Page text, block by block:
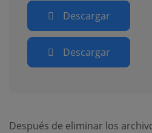
Descargar
Descargar
Después de eliminar los